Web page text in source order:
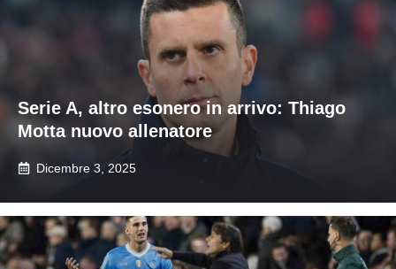
Serie A, altro esonero in arrivo: Thiago
Motta nuovo allenatore
Dicembre 3, 2025